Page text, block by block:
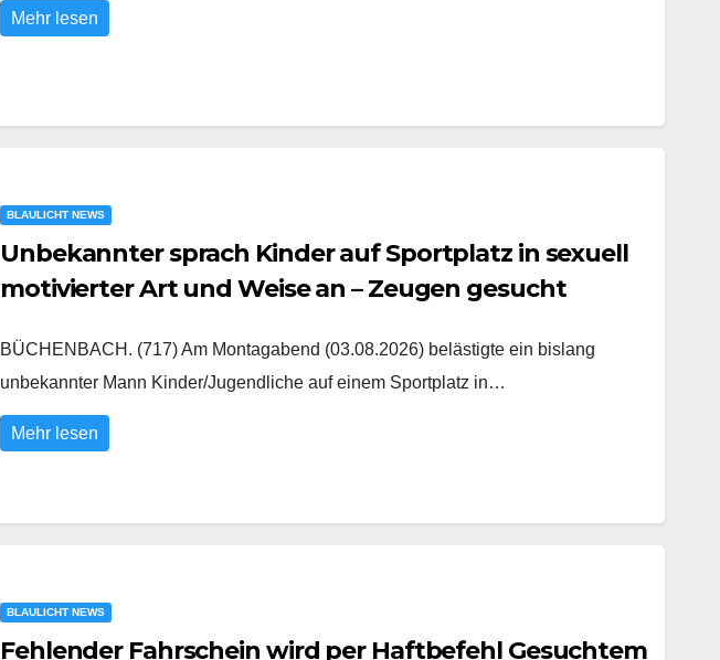
Mehr lesen
BLAULICHT NEWS
Unbekannter sprach Kinder auf Sportplatz in sexuell
motivierter Art und Weise an – Zeugen gesucht
BÜCHENBACH. (717) Am Montagabend (03.08.2026) belästigte ein bislang
unbekannter Mann Kinder/Jugendliche auf einem Sportplatz in…
Mehr lesen
BLAULICHT NEWS
Fehlender Fahrschein wird per Haftbefehl Gesuchtem